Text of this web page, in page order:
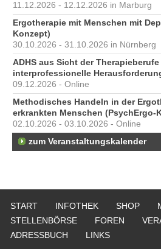
11.12.2026 - 12.12.2026 in Marburg
Ergotherapie mit Menschen mit
Konzept)
30.10.2026 - 31.10.2026 in Nürnberg
ADHS aus Sicht der Therapieberufe
interprofessionelle
09.12.2026 - Online
Methodisches Handeln in der
erkrankten Menschen (PsychErgo-
02.10.2026 - 03.10.2026 - Online
zum Veranstaltungskalender
START INFOTHEK SHOP
STELLENBÖRSE
FOREN
ADRESSBUCH
LINKS